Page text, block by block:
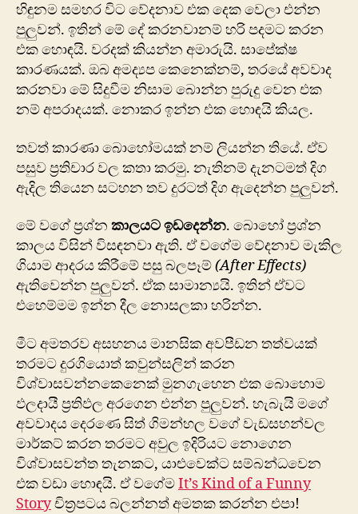
හිඳුනම සමහර විට වේදනාව එක දෙක වෙලා එන්න
පුලුවන්. ඉතින් මේ දේ කරනවානම් හරි පදමට කරන
එක හොඳයි. වරදක් කියන්න අමාරුයි. සාපේක්ෂ
කාරණයක්. ඔබ අමද්‍යප කෙනෙක්නම්, තරයේ අවවාද
කරනවා මේ සිදුවීම නිසාම බොන්න පුරුදු වෙන එක
නම් අපරාදයක්. නොකර ඉන්න එක හොඳයි කියල.
තවත් කාරණා බොහෝමයක් නම් ලියන්න තියේ. ඒව
පසුව ප්‍රතිචාර වල කතා කරමු. නැතිනම් දැනටමත් දිග
ඇදිල තියෙන සටහන තව දුරටත් දිග ඇදෙන්න පුලුවන්.
මේ වගේ ප්‍රශ්න කාලයට ඉඩදෙන්න. බොහෝ ප්‍රශ්න
කාලය විසින් විසඳනවා ඇති. ඒ වගේම වේදනාව මැකිල
ගියාම ආදරය කිරීමේ පසු බලපෑම්(After Effects)
ඇතිවෙන්න පුලුවන්. ඒක සාමාන්‍යයි. ඉතින් ඒවට
එහෙම්මම ඉන්න දීල නොසලකා හරින්න.
මීට අමතරව අසහනය මානසික අවපීඩන තත්වයක්
තරමට දුරගියොත් කවුන්සලින් කරන
විශ්වාසවන්නකෙනෙක් මුනගැහෙන එක බොහොම
ඵලදායී ප්‍රතිඵල අරගෙන එන්න පුලුවන්. හැබැයි මගේ
අවවාදය දෙරණෙ සිත් ගිමන්හල වගේ වැඩසහන්වල
මාර්කට් කරන තරමට අවුල ඉදිරියට නොගෙන
විශ්වාසවන්ත තැනකට, යාළුවෙක්ට සම්බන්ධවෙන
එක වඩා හොඳයි. ඒ වගේමIt’s Kind of a Funny
Storyචිත්‍රපටය බලන්නත් අමතක කරන්න එපා!